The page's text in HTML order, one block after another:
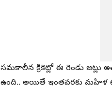
సమకాలీన క్రికెట్లో ఈ రెండు
ఉంది.. అయితే ఇంతవరకు మహిళ